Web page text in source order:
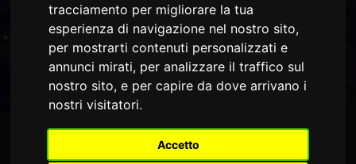
tracciamento per migliorare la tua
esperienza di navigazione nel nostro sito,
per mostrarti contenuti personalizzati e
annunci mirati, per analizzare il traffico sul
nostro sito, e per capire da dove arrivano i
nostri visitatori.
Accetto